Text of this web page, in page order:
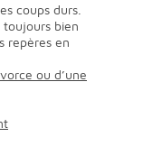
coups durs.
toujours bien
repères en
ou d’une